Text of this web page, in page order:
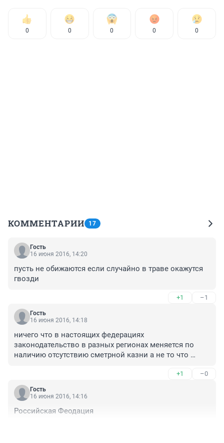
0 0 0 0 0
КОММЕНТАРИИ 17
Гость
16 июня 2016, 14:20
пусть не обижаются если случайно в траве окажутся
гвозди
+1 –1
Гость
16 июня 2016, 14:18
ничего что в настоящих федерациях
законодательство в разных регионах меняется по
наличию отсутствию сметрной казни а не то что
+1 –0
Гость
16 июня 2016, 14:16
Российская Феодация